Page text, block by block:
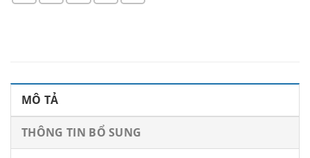
MÔ TẢ
THÔNG TIN BỔ SUNG